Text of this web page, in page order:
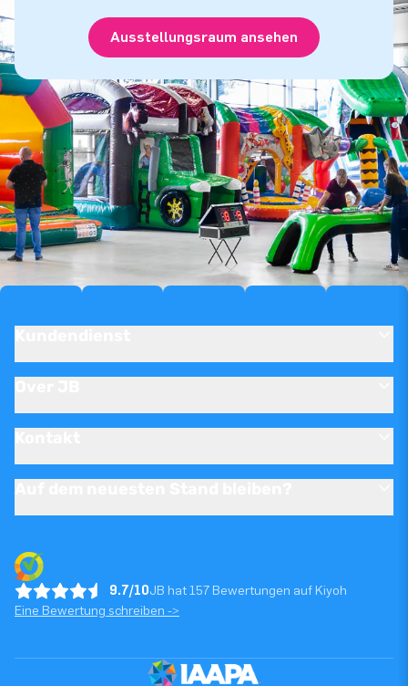
Ausstellungsraum ansehen
9.7/10JB hat 157 Bewertungen auf Kiyoh
Eine Bewertung schreiben ->